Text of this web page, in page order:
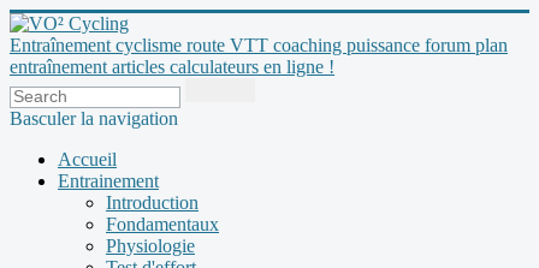
Entraînement cyclisme route VTT coaching puissance forum plan
entraînement articles calculateurs en ligne !
Basculer la navigation
Accueil
Entrainement
Introduction
Fondamentaux
Physiologie